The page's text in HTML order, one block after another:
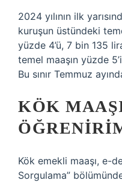
2024 yılının ilk
kuruşun üstündeki
yüzde 4’ü, 7 bin 135
temel maaşın yüzde
Bu sınır Temmuz
KÖK
Kök emekli maaşı, e-
Sorgulama”